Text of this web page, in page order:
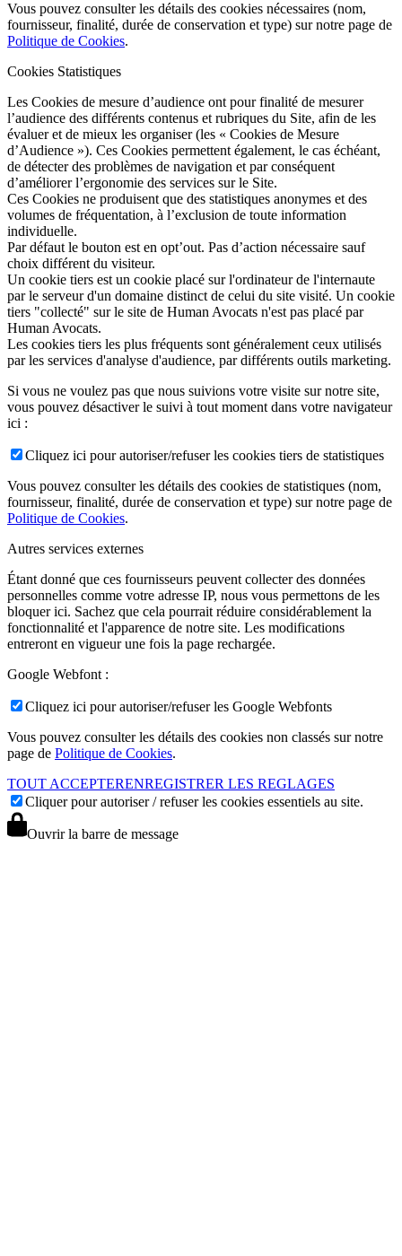
Vous pouvez consulter les détails des cookies nécessaires (nom,
fournisseur, finalité, durée de conservation et type) sur notre page de
Politique de Cookies.
Cookies Statistiques
Les Cookies de mesure d’audience ont pour finalité de mesurer
l’audience des différents contenus et rubriques du Site, afin de les
évaluer et de mieux les organiser (les « Cookies de Mesure
d’Audience »). Ces Cookies permettent également, le cas échéant,
de détecter des problèmes de navigation et par conséquent
d’améliorer l’ergonomie des services sur le Site.
Ces Cookies ne produisent que des statistiques anonymes et des
volumes de fréquentation, à l’exclusion de toute information
individuelle.
Par défaut le bouton est en opt’out. Pas d’action nécessaire sauf
choix différent du visiteur.
Un cookie tiers est un cookie placé sur l'ordinateur de l'internaute
par le serveur d'un domaine distinct de celui du site visité. Un cookie
tiers "collecté" sur le site de Human Avocats n'est pas placé par
Human Avocats.
Les cookies tiers les plus fréquents sont généralement ceux utilisés
par les services d'analyse d'audience, par différents outils marketing.
Si vous ne voulez pas que nous suivions votre visite sur notre site,
vous pouvez désactiver le suivi à tout moment dans votre navigateur
ici :
Cliquez ici pour autoriser/refuser les cookies tiers de statistiques
Vous pouvez consulter les détails des cookies de statistiques (nom,
fournisseur, finalité, durée de conservation et type) sur notre page de
Politique de Cookies.
Autres services externes
Étant donné que ces fournisseurs peuvent collecter des données
personnelles comme votre adresse IP, nous vous permettons de les
bloquer ici. Sachez que cela pourrait réduire considérablement la
fonctionnalité et l'apparence de notre site. Les modifications
entreront en vigueur une fois la page rechargée.
Google Webfont :
Cliquez ici pour autoriser/refuser les Google Webfonts
Vous pouvez consulter les détails des cookies non classés sur notre
page de Politique de Cookies.
TOUT ACCEPTERENREGISTRER LES REGLAGES
Cliquer pour autoriser / refuser les cookies essentiels au site.
Ouvrir la barre de message